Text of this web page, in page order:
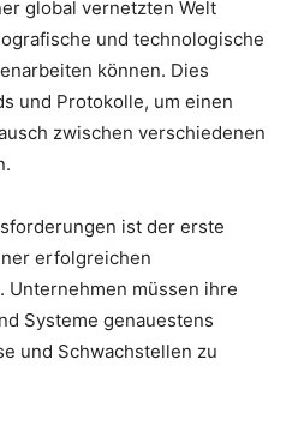
global vernetzten Welt
und technologische
können. Dies
und Protokolle, um einen
zwischen verschiedenen
ist der erste
erfolgreichen
Unternehmen müssen ihre
Systeme genauestens
und Schwachstellen zu